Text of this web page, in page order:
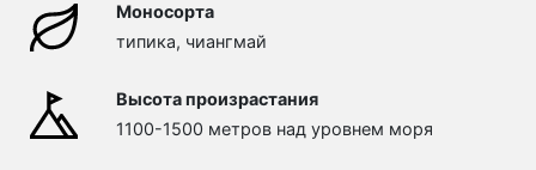
Моносорта
типика, чиангмай
Высота произрастания
1100-1500 метров над уровнем моря